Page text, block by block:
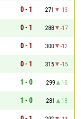
0 - 1 271
-13
0 - 1 288
-17
0 - 1 300
-12
0 - 1 315
-15
1 - 0 299
16
1 - 0 281
18